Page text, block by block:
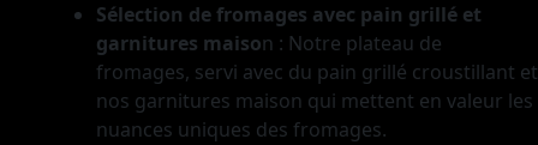
Sélection de fromages avec pain grillé et
garnitures maison : Notre plateau de
fromages, servi avec du pain grillé croustillant et
nos garnitures maison qui mettent en valeur les
nuances uniques des fromages.